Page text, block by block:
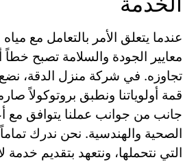
عندما يتعلق الأمر بالتعامل مع
معايير الجودة والسلامة تصبح خطاً
تجاوزه. في شركة منزل الدقة،
قمة أولوياتنا ونطبق بروتوكولاً
جانب من جوانب عملنا يتوافق مع
الصحية والهندسية. نحن ندرك
التي نتحملها، ونتعهد بتقديم